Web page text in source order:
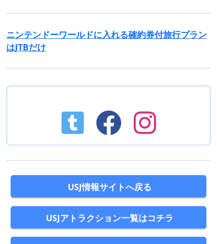
ニンテンドーワールドに入れる確約券付旅行プラン
はJTBだけ
USJ情報サイトへ戻る
USJアトラクション一覧はコチラ